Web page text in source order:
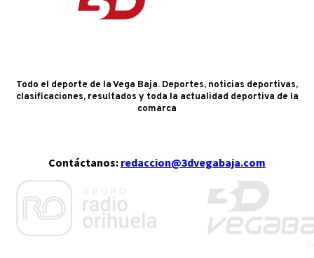
Todo el deporte de la Vega Baja. Deportes, noticias deportivas,
clasificaciones, resultados y toda la actualidad deportiva de la
comarca
Contáctanos: redaccion@3dvegabaja.com